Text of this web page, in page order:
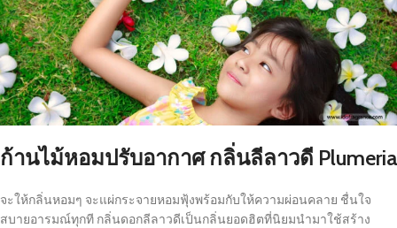
ก้านไม้หอมปรับอากาศ กลิ่นลีลาวดี Plumeria
จะให้กลิ่นหอมๆ จะแผ่กระจายหอมฟุ้งพร้อมกับให้ความผ่อนคลาย ชื่นใจ
สบายอารมณ์ทุกที กลิ่นดอกลีลาวดีเป็นกลิ่นยอดฮิตที่นิยมนำมาใช้สร้าง